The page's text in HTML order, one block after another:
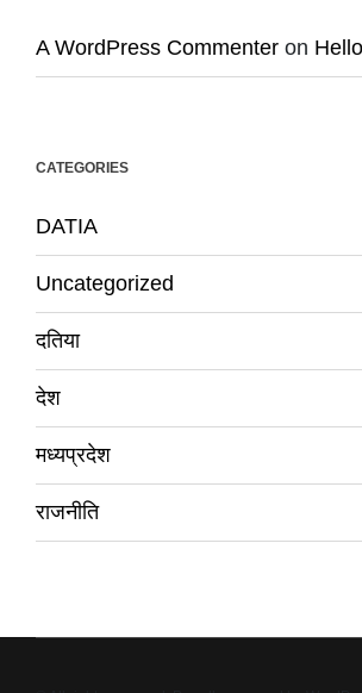
A WordPress Commenter on
CATEGORIES
DATIA
Uncategorized
दतिया
देश
मध्यप्रदेश
राजनीति